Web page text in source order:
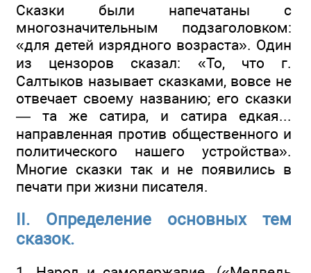
Сказки были напечатаны с
многозначительным подзаголовком:
«для детей изрядного возраста». Один
из цензоров сказал: «То, что г.
Салтыков называет сказками, вовсе не
отвечает своему названию; его сказки
— та же сатира, и сатира едкая...
направленная против общественного и
политического нашего устройства».
Многие сказки так и не появились в
печати при жизни писателя.
II. Определение основных тем
сказок.